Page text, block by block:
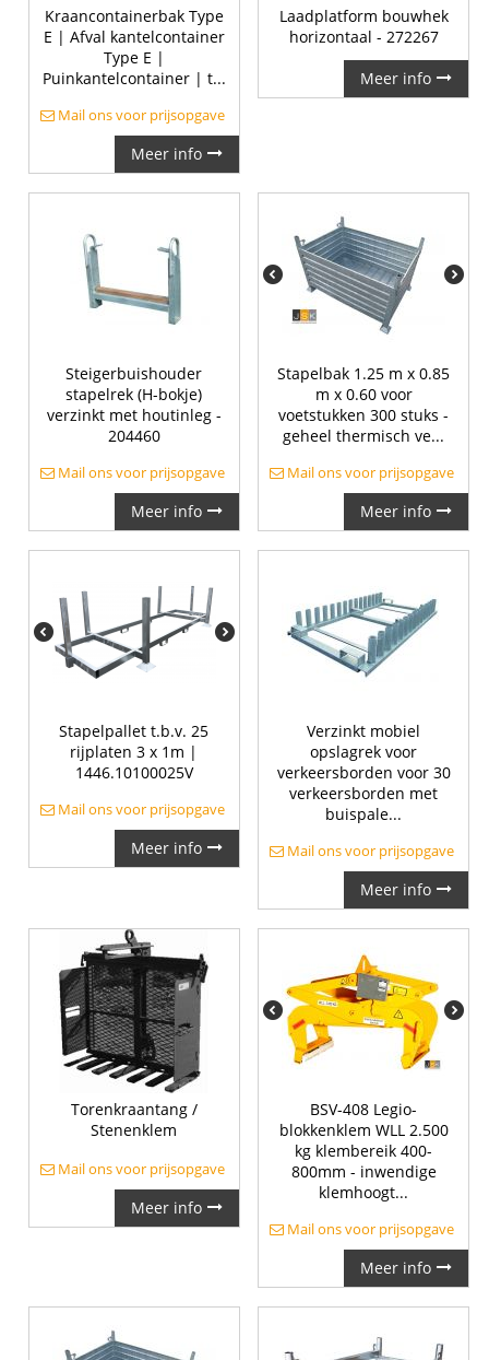
Kraancontainerbak Type
E | Afval kantelcontainer
Type E |
Puinkantelcontainer | t...
Mail ons voor prijsopgave
Meer info
Laadplatform bouwhek
horizontaal - 272267
Meer info
Steigerbuishouder
stapelrek (H-bokje)
verzinkt met houtinleg -
204460
Mail ons voor prijsopgave
Meer info
Stapelbak 1.25 m x 0.85
m x 0.60 voor
voetstukken 300 stuks -
geheel thermisch ve...
Mail ons voor prijsopgave
Meer info
Stapelpallet t.b.v. 25
rijplaten 3 x 1m |
1446.10100025V
Mail ons voor prijsopgave
Meer info
Verzinkt mobiel
opslagrek voor
verkeersborden voor 30
verkeersborden met
buispale...
Mail ons voor prijsopgave
Meer info
Torenkraantang /
Stenenklem
Mail ons voor prijsopgave
Meer info
BSV-408 Legio-
blokkenklem WLL 2.500
kg klembereik 400-
800mm - inwendige
klemhoogt...
Mail ons voor prijsopgave
Meer info